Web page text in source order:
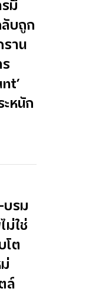
มี
ลับถูก
าน
ร
ะหนัก
บรม
ม่ใช่
โต
ล์